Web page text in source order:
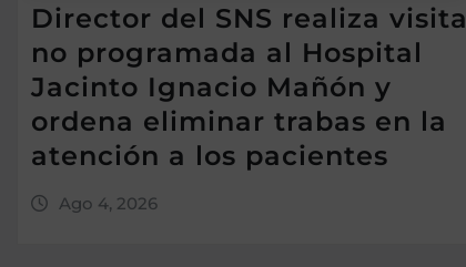
Director del SNS realiza visita
no programada al Hospital
Jacinto Ignacio Mañón y
ordena eliminar trabas en la
atención a los pacientes
Ago 4, 2026